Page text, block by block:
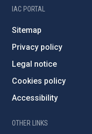
IAC PORTAL
Sitemap
Privacy policy
Legal notice
Cookies policy
Accessibility
OTHER LINKS